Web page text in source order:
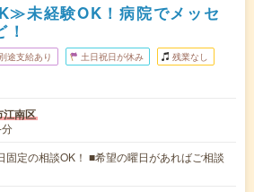
未経験OK！病院でメッセ
途支給あり 土日祝日が休み 残業なし
江南区
固定の相談OK！ ■希望の曜日があればご相談